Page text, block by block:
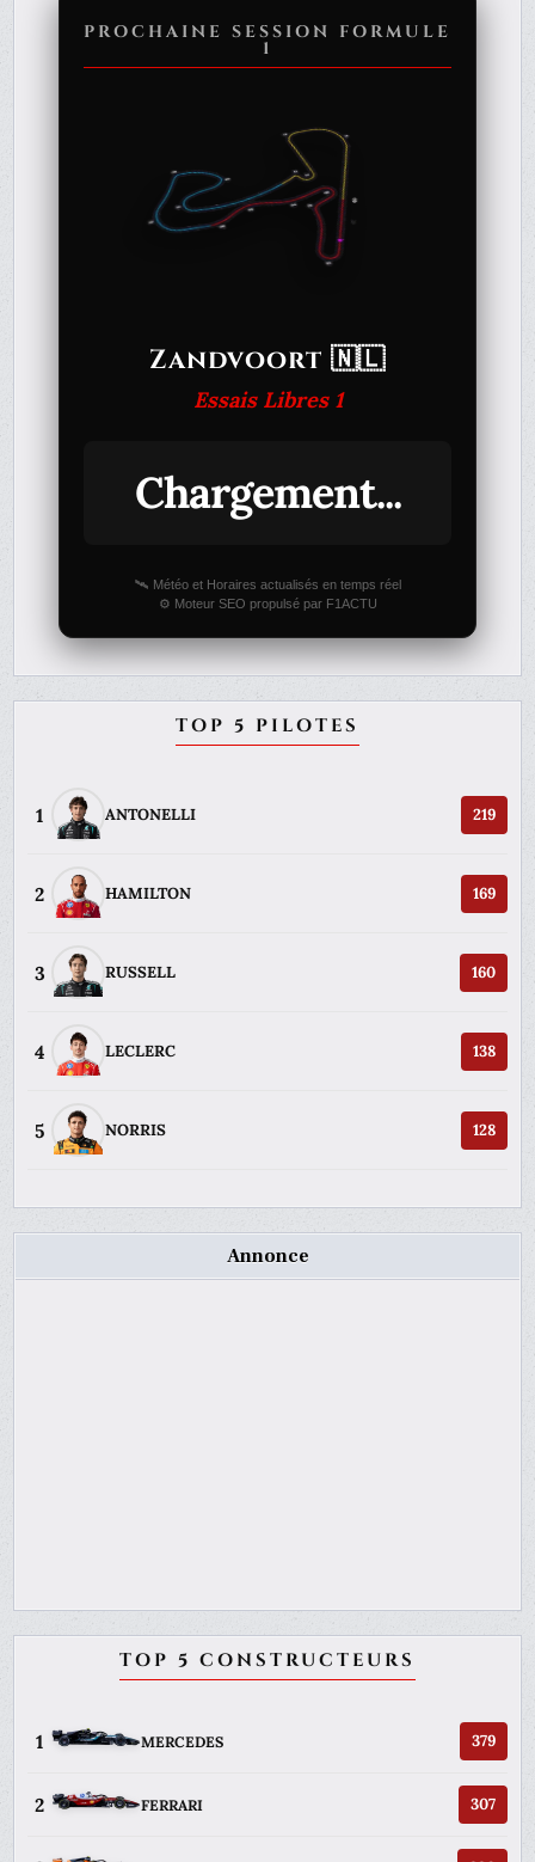
PROCHAINE SESSION FORMULE
1
Zandvoort 🇳🇱
Essais Libres 1
Chargement...
🛰️ Météo et Horaires actualisés en temps réel
⚙️ Moteur SEO propulsé par F1ACTU
TOP 5 PILOTES
1 ANTONELLI 219
2 HAMILTON 169
3 RUSSELL 160
4 LECLERC 138
5 NORRIS 128
Annonce
TOP 5 CONSTRUCTEURS
1 MERCEDES 379
2 FERRARI 307